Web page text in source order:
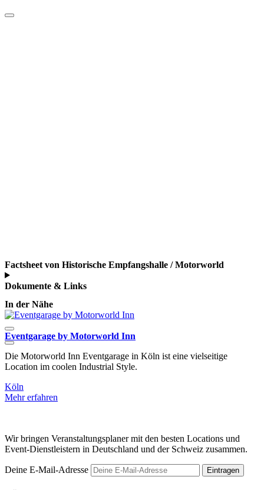
Factsheet von Historische Empfangshalle / Motorworld
Dokumente & Links
In der Nähe
Eventgarage by Motorworld Inn
Die Motorworld Inn Eventgarage in Köln ist eine vielseitige
Location im coolen Industrial Style.
Köln
Mehr erfahren
Wir bringen Veranstaltungsplaner mit den besten Locations und
Event-Dienstleistern in Deutschland und der Schweiz zusammen.
Deine E-Mail-Adresse Eintragen